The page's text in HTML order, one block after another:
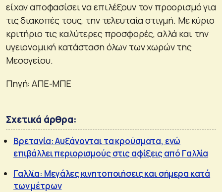
είχαν αποφασίσει να επιλέξουν τον προορισμό για
τις διακοπές τους, την τελευταία στιγμή. Με κύριο
κριτήριο τις καλύτερες προσφορές, αλλά και την
υγειονομική κατάσταση όλων των χωρών της
Μεσογείου.
Πηγή: ΑΠΕ-ΜΠΕ
Σχετικά άρθρα:
Βρετανία: Αυξάνονται τα κρούσματα, ενώ
επιβάλλει περιορισμούς στις αφίξεις από Γαλλία
Γαλλία: Μεγάλες κινητοποιήσεις και σήμερα κατά
των μέτρων